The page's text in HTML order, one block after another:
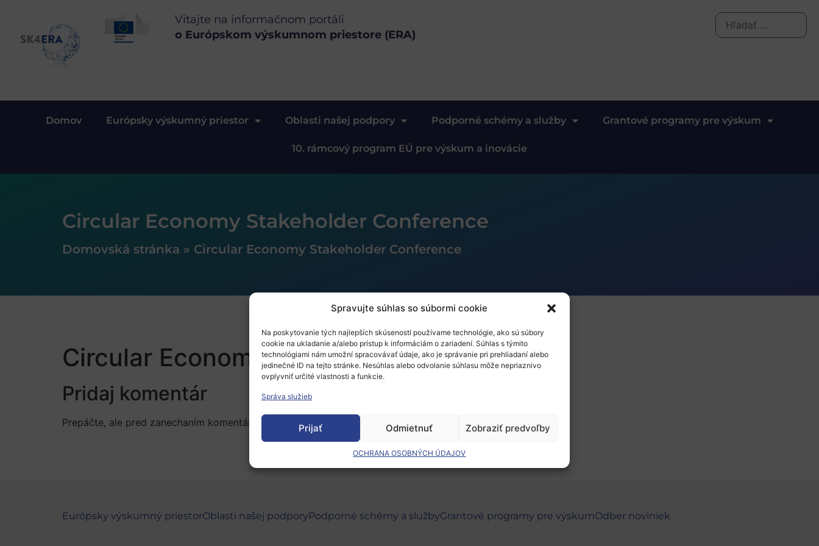
Spravujte súhlas so súbormi cookie
Na poskytovanie tých najlepších skúseností používame technológie, ako sú súbory
cookie na ukladanie a/alebo prístup k informáciám o zariadení. Súhlas s týmito
technológiami nám umožní spracovávať údaje, ako je správanie pri prehliadaní alebo
jedinečné ID na tejto stránke. Nesúhlas alebo odvolanie súhlasu môže nepriaznivo
ovplyvniť určité vlastnosti a funkcie.
Správa služieb
Prijať Odmietnuť Zobraziť predvoľby
OCHRANA OSOBNÝCH ÚDAJOV
Vitajte na informačnom portáli
o Európskom výskumnom priestore (ERA)
Domov Európsky výskumný priestor Oblasti našej podpory Podporné schémy a služby Grantové programy pre výskum
10. rámcový program EÚ pre výskum a inovácie
Circular Economy Stakeholder Conference
Domovská stránka » Circular Economy Stakeholder Conference
Circular Economy Stakeholder Conference
Pridaj komentár
Prepáčte, ale pred zanechaním komentára sa musíte prihlásiť
Európsky výskumný priestorOblasti našej podporyPodporné schémy a službyGrantové programy pre výskumOdber noviniek